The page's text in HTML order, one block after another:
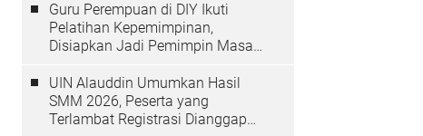
Guru Perempuan di DIY Ikuti
Pelatihan Kepemimpinan,
Disiapkan Jadi Pemimpin Masa
UIN Alauddin Umumkan Hasil
SMM 2026, Peserta yang
Terlambat Registrasi Dianggap